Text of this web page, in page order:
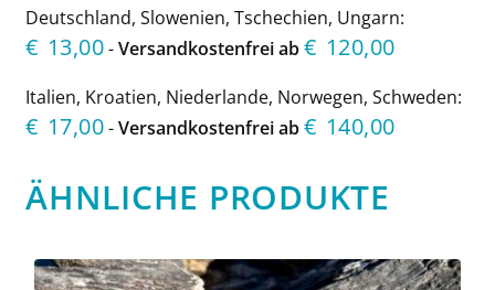
Deutschland, Slowenien, Tschechien, Ungarn:
€ 13,00-Versandkostenfrei ab€ 120,00
Italien, Kroatien, Niederlande, Norwegen, Schweden:
€ 17,00-Versandkostenfrei ab€ 140,00
ÄHNLICHE PRODUKTE